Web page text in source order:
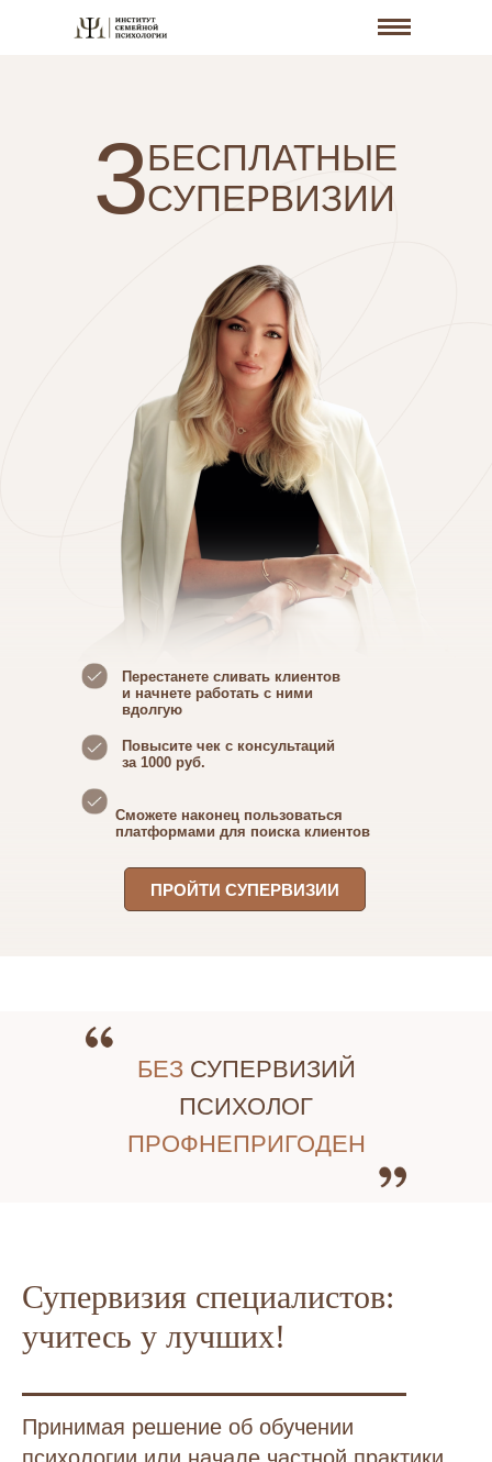
БЕСПЛАТНЫЕ
СУПЕРВИЗИИ
Перестанете сливать клиентов
и начнете работать с ними
вдолгую
ПРОЙТИ СУПЕРВИЗИИ
3
Повысите чек с консультаций
за 1000 руб.
Сможете наконец пользоваться
платформами для поиска клиентов
БЕЗ СУПЕРВИЗИЙ
ПСИХОЛОГ
ПРОФНЕПРИГОДЕН
Супервизия специалистов:
учитесь у лучших!
Принимая решение об обучении